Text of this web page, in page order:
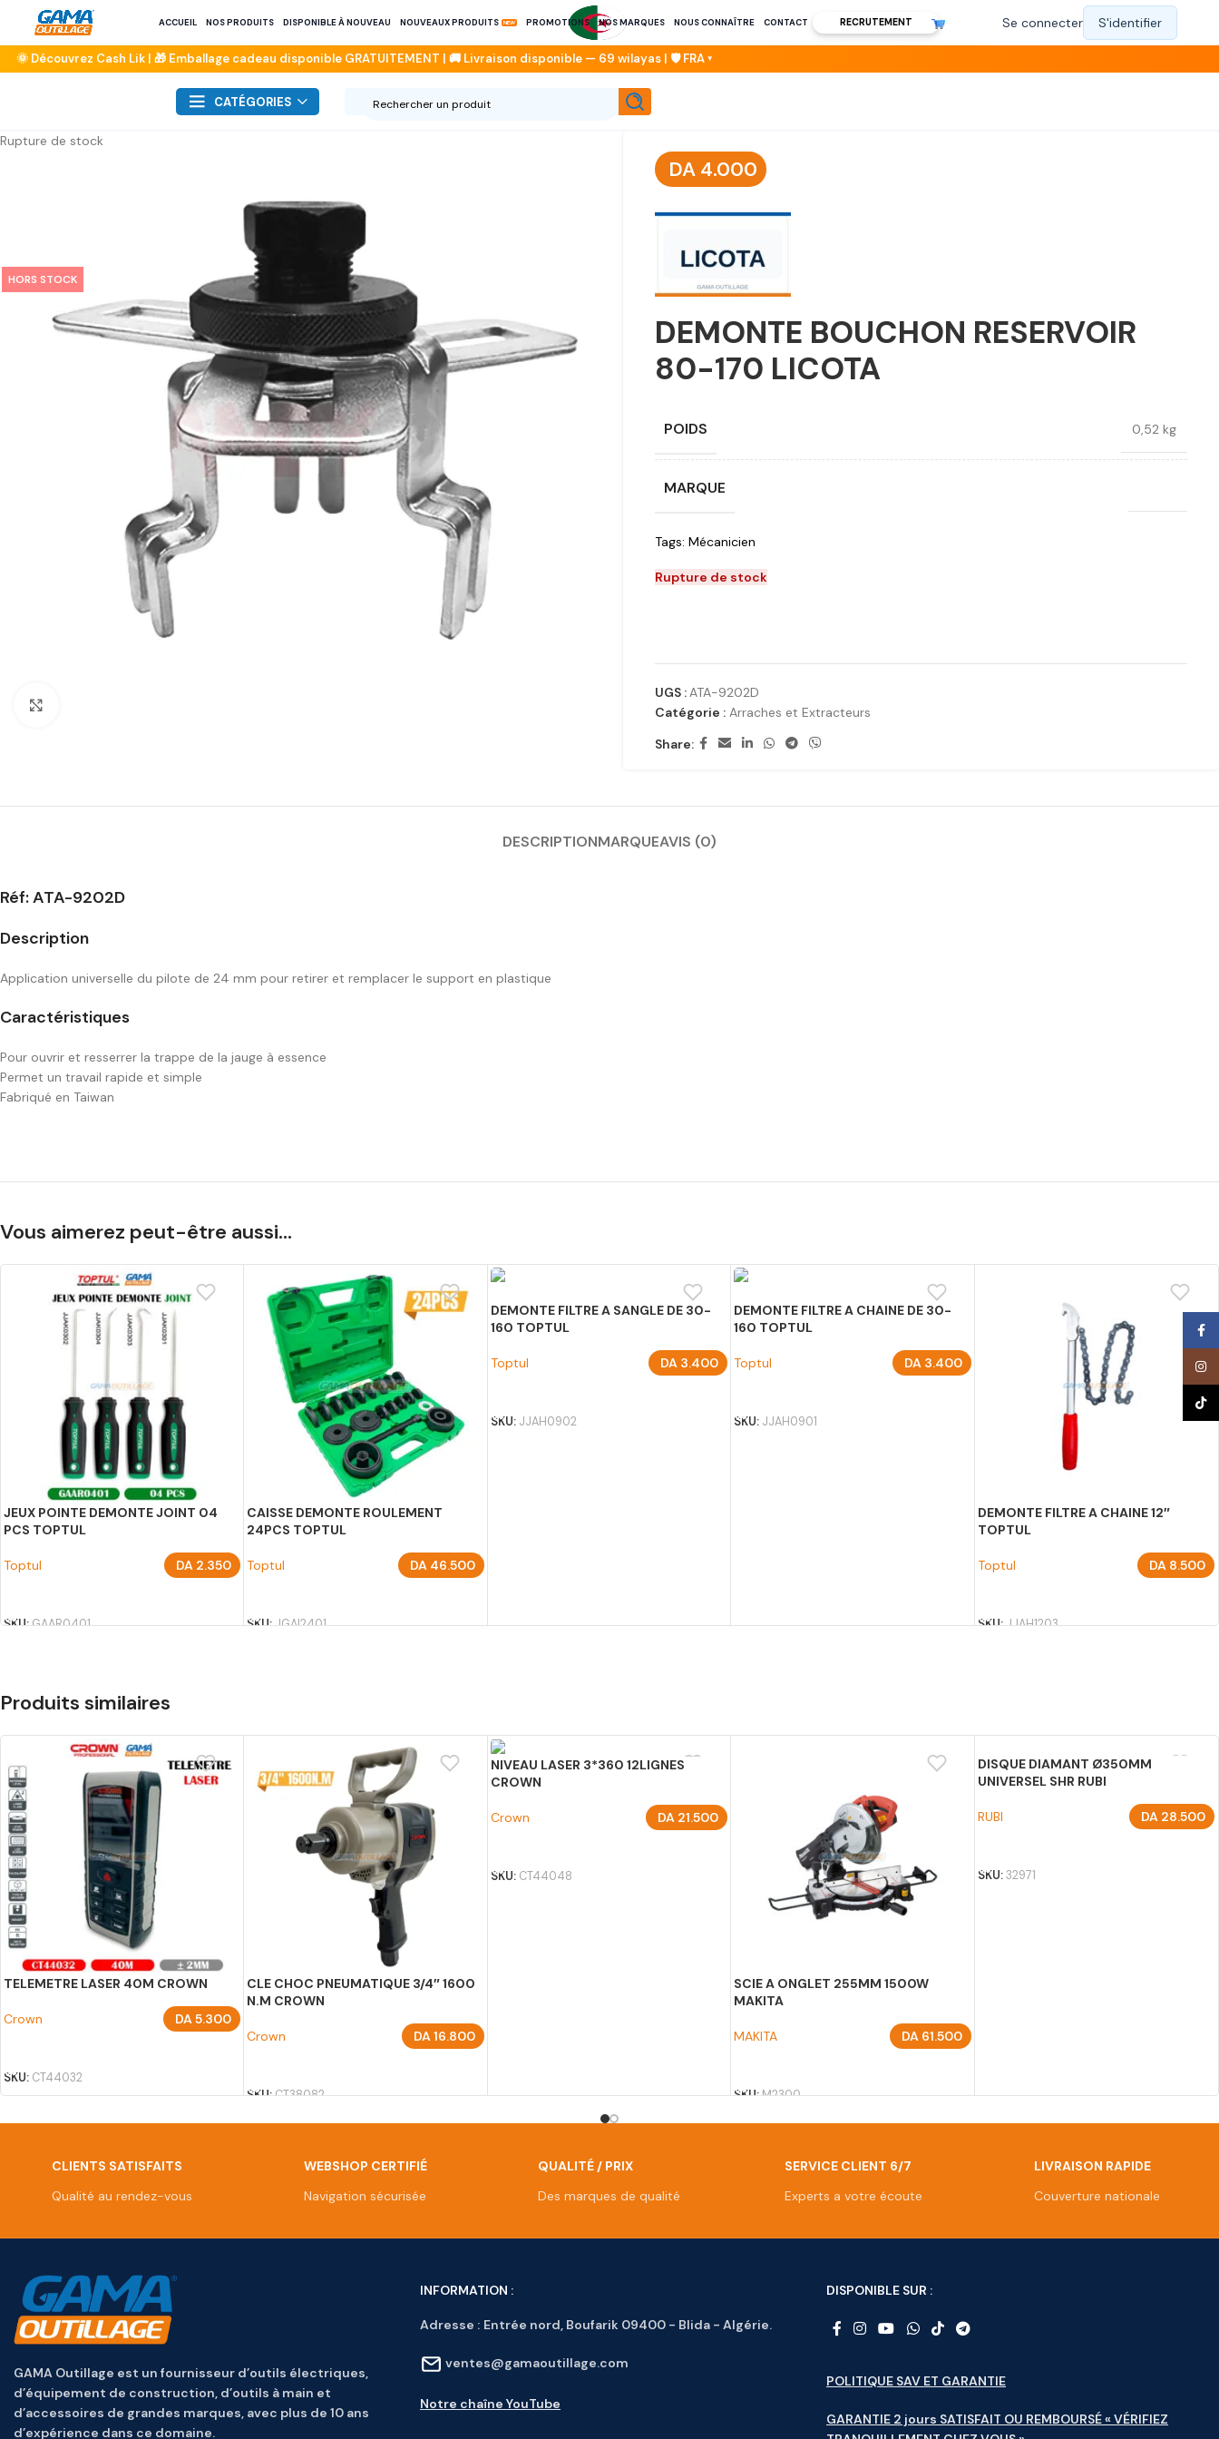
ACCUEIL NOS PRODUITS DISPONIBLE À NOUVEAU NOUVEAUX PRODUITS PROMOTIONS NOS MARQUES NOUS CONNAÎTRE CONTACT RECRUTEMENT
CATÉGORIES
Rupture de stock
HORS STOCK
DA 4.000
DEMONTE BOUCHON RESERVOIR
80-170 LICOTA
POIDS 0,52 kg
MARQUE
Tags: Mécanicien
Rupture de stock
UGS :ATA-9202D
Catégorie : Arraches et Extracteurs
Share:
DESCRIPTIONMARQUEAVIS (0)
Réf: ATA-9202D
Description
Application universelle du pilote de 24 mm pour retirer et remplacer le support en plastique
Caractéristiques
Pour ouvrir et resserrer la trappe de la jauge à essence
Permet un travail rapide et simple
Fabriqué en Taiwan
Vous aimerez peut-être aussi…
JEUX POINTE DEMONTE JOINT 04
PCS TOPTUL
Toptul DA 2.350
SKU:GAAR0401
CAISSE DEMONTE ROULEMENT
24PCS TOPTUL
Toptul DA46.500
SKU:JGAI2401
DEMONTE FILTRE A SANGLE DE 30-
160 TOPTUL
Toptul DA 3.400
SKU: JJAH0902
DEMONTE FILTRE A CHAINE DE 30-
160 TOPTUL
Toptul DA3.400
SKU: JJAH0901
DEMONTE FILTRE A CHAINE 12″
TOPTUL
Toptul DA8.500
SKU:JJAH1203
Produits similaires
TELEMETRE LASER 40M CROWN
Crown DA5.300
SKU: CT44032
CLE CHOC PNEUMATIQUE 3/4″ 1600
N.M CROWN
Crown DA16.800
SKU:CT38082
NIVEAU LASER 3*360 12LIGNES
CROWN
Crown DA 21.500
SKU: CT44048
SCIE A ONGLET 255MM 1500W
MAKITA
MAKITA DA61.500
SKU:M2300
DISQUE DIAMANT Ø350MM
UNIVERSEL SHR RUBI
RUBI DA28.500
SKU:32971
CLIENTS SATISFAITS
Qualité au rendez-vous
WEBSHOP CERTIFIÉ
Navigation sécurisée
QUALITÉ / PRIX
Des marques de qualité
SERVICE CLIENT 6/7
Experts a votre écoute
LIVRAISON RAPIDE
Couverture nationale
GAMA Outillage est un fournisseur d’outils électriques,
d’équipement de construction, d’outils à main et
d’accessoires de grandes marques, avec plus de 10 ans
d’expérience dans ce domaine.
INFORMATION :
Adresse : Entrée nord, Boufarik 09400 - Blida - Algérie.
ventes@gamaoutillage.com
Notre chaîne YouTube
DISPONIBLE SUR :
POLITIQUE SAV ET GARANTIE
GARANTIE 2 jours SATISFAIT OU REMBOURSÉ « VÉRIFIEZ